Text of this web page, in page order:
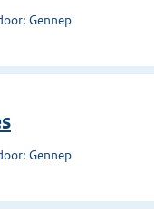
Gennep
Gennep